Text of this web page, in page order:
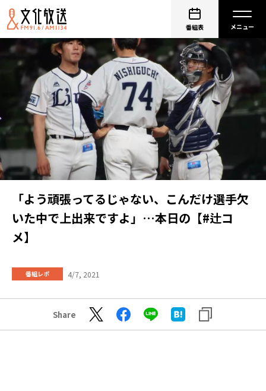
番組表
「よう頑張ってるじゃない、こんだけ選手欠
いた中で上出来ですよ」…本日の【#辻コ
メ】
番組レポ 4/7, 2021
Share